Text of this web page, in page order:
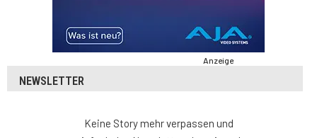
Anzeige
NEWSLETTER
Keine Story mehr verpassen und